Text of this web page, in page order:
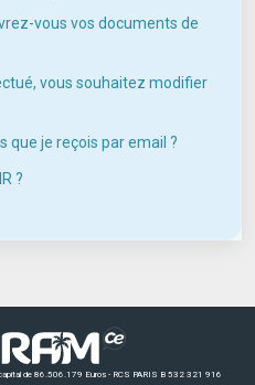
vous vos documents de
vous souhaitez modifier
que je reçois par email ?
?
de 86.506.179 Euros - RCS PARIS B 532 321 916